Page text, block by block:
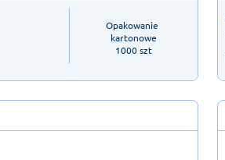
Opakowanie
kartonowe
1000 szt